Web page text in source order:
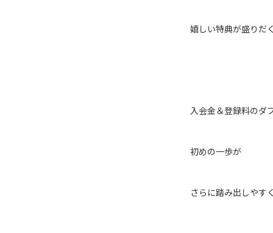
嬉しい特典が盛りだ
入会金＆登録料のダ
初めの一歩が
さらに踏み出しやす